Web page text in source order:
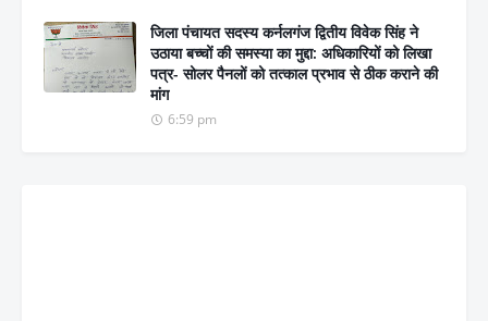
जिला पंचायत सदस्य कर्नलगंज द्वितीय विवेक सिंह ने
उठाया बच्चों की समस्या का मुद्दा: अधिकारियों को लिखा
पत्र- सोलर पैनलों को तत्काल प्रभाव से ठीक कराने की
मांग
6:59 pm